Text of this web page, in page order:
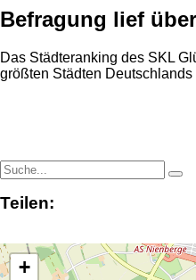
Befragung lief
Das Städteranking des SKL
größten Städten
Teilen:
+